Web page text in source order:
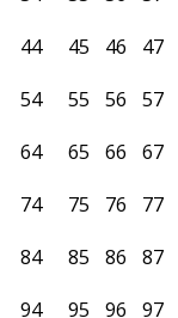
44
45 46 47
54
55 56 57
64
65 66 67
74
75 76 77
84
85 86 87
94
95 96 97